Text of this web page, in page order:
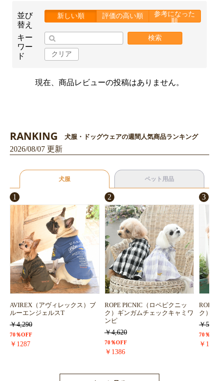
お買い物を続ける カートへ進む
並び
替え
新しい順 評価の高い順
参考になった
順
キー
ワー
ド
検索
クリア
現在、商品レビューの投稿はありません。
RANKING 犬服・ドッグウェアの週間人気商品ランキング
2026/08/07 更新
犬服 ペット用品
1
AVIREX（アヴィレックス）ブ
ルーエンジェルスT
￥4,290
70％OFF
￥1287
2
ROPE PICNIC（ロペピクニッ
ク）ギンガムチェックキャミワ
ンピ
￥4,620
70％OFF
￥1386
3
ROPE
ク）
￥
70％
￥